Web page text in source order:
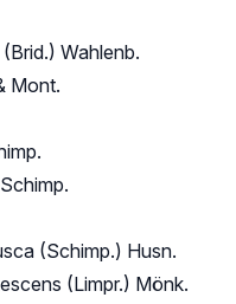
Wahlenb.
Mont.
(Schimp.) Husn.
(Limpr.) Mönk.